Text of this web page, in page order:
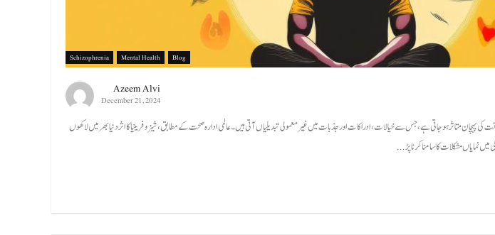
Blog
Mental Health
Schizophrenia
Azeem Alvi
December 21, 2024
پہچان متاثر ہو جاتی ہے، جس سے خیالات، ادراکات اور جذبات میں غیرمعمولی تبدیلیاں آتی ہیں۔ عالمی ادارہ صحت کے مطابق، شیزوفرینیا کا اثر دنیا بھر میں لاکھوں
میں نمایاں مشکلات کا سامنا کرنا پڑ ...